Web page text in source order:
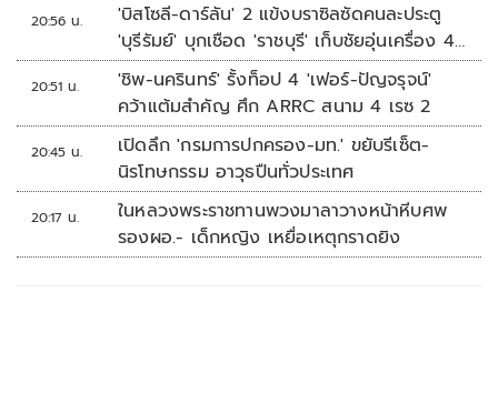
20:56 น.
'บิสโซลี-ดาร์ลัน' 2 แข้งบราซิลซัดคนละประตู
'บุรีรัมย์' บุกเชือด 'ราชบุรี' เก็บชัยอุ่นเครื่อง 4
นัดรวด
20:51 น.
'ชิพ-นครินทร์' รั้งท็อป 4 'เฟอร์-ปัญจรุจน์'
คว้าแต้มสำคัญ ศึก ARRC สนาม 4 เรซ 2
20:45 น.
เปิดลึก 'กรมการปกครอง-มท.' ขยับรีเซ็ต-
นิรโทษกรรม อาวุธปืนทั่วประเทศ
20:17 น.
ในหลวงพระราชทานพวงมาลาวางหน้าหีบศพ
รองผอ.- เด็กหญิง เหยื่อเหตุกราดยิง